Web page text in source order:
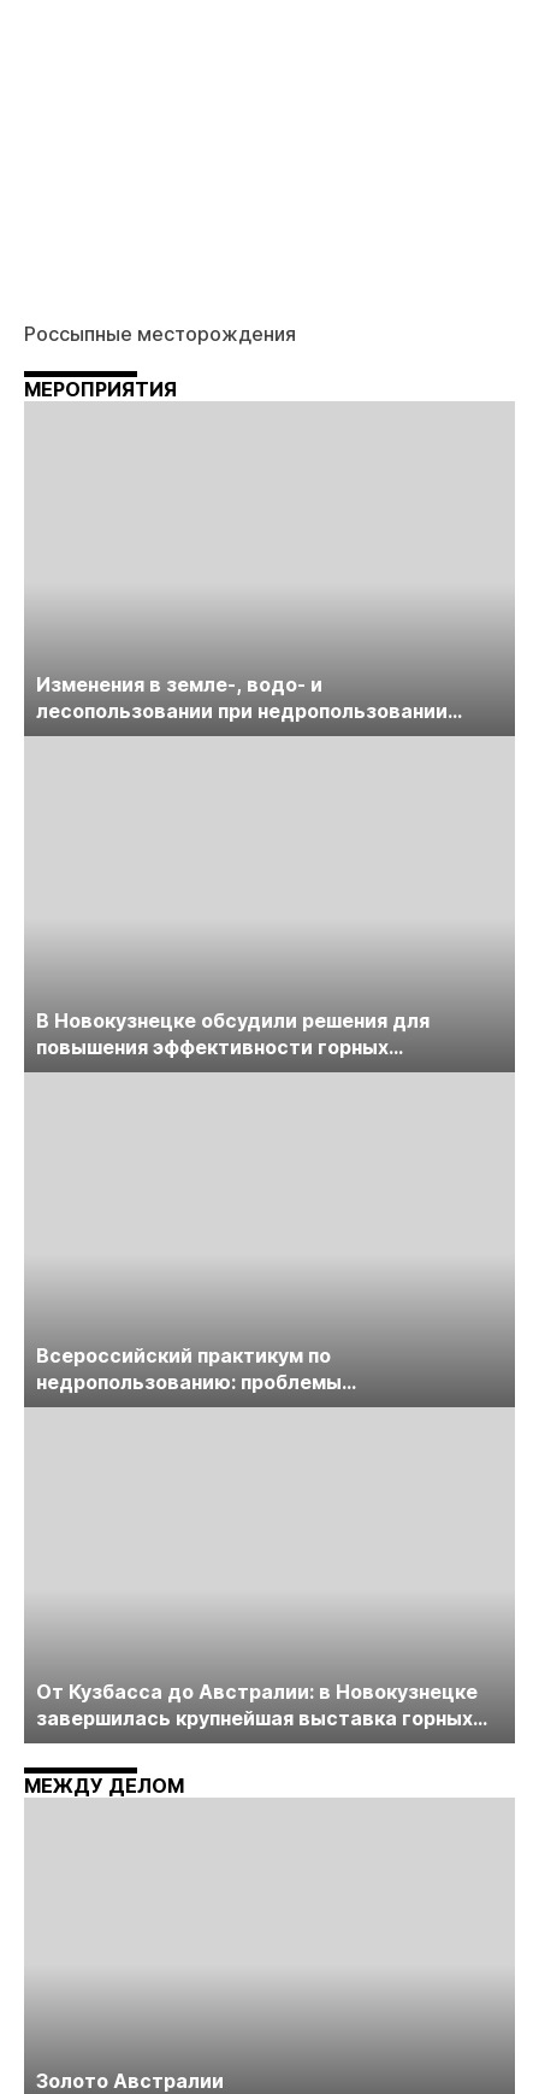
Россыпные месторождения
МЕРОПРИЯТИЯ
Изменения в земле-, водо- и
лесопользовании при недропользовании
обсудят на семинаре «ПравоТЭК»
В Новокузнецке обсудили решения для
повышения эффективности горных
предприятий
Всероссийский практикум по
недропользованию: проблемы
лицензирования, цифровизации, экспертизы
От Кузбасса до Австралии: в Новокузнецке
завершилась крупнейшая выставка горных
технологий «Недра России. Уголь России и
Майнинг»
МЕЖДУ ДЕЛОМ
Золото Австралии